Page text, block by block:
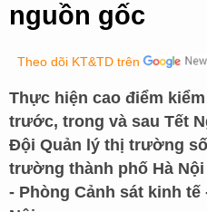
nguồn gốc
Theo dõi KT&TD trên
Thực hiện cao điểm
trước, trong và sau Tết
Đội Quản lý thị trường
trường thành phố Hà
- Phòng Cảnh sát kinh